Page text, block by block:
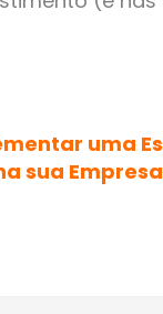
uma
sua